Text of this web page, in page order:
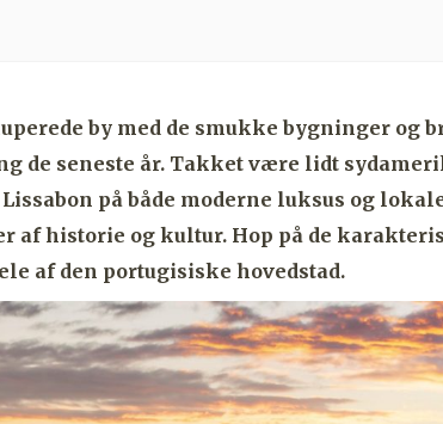
by med de smukke bygninger og
de seneste år. Takket være lidt
på både moderne luksus og
af historie og kultur. Hop på de
af den portugisiske hovedstad.